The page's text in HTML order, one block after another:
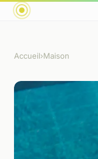
Accueil›Maison